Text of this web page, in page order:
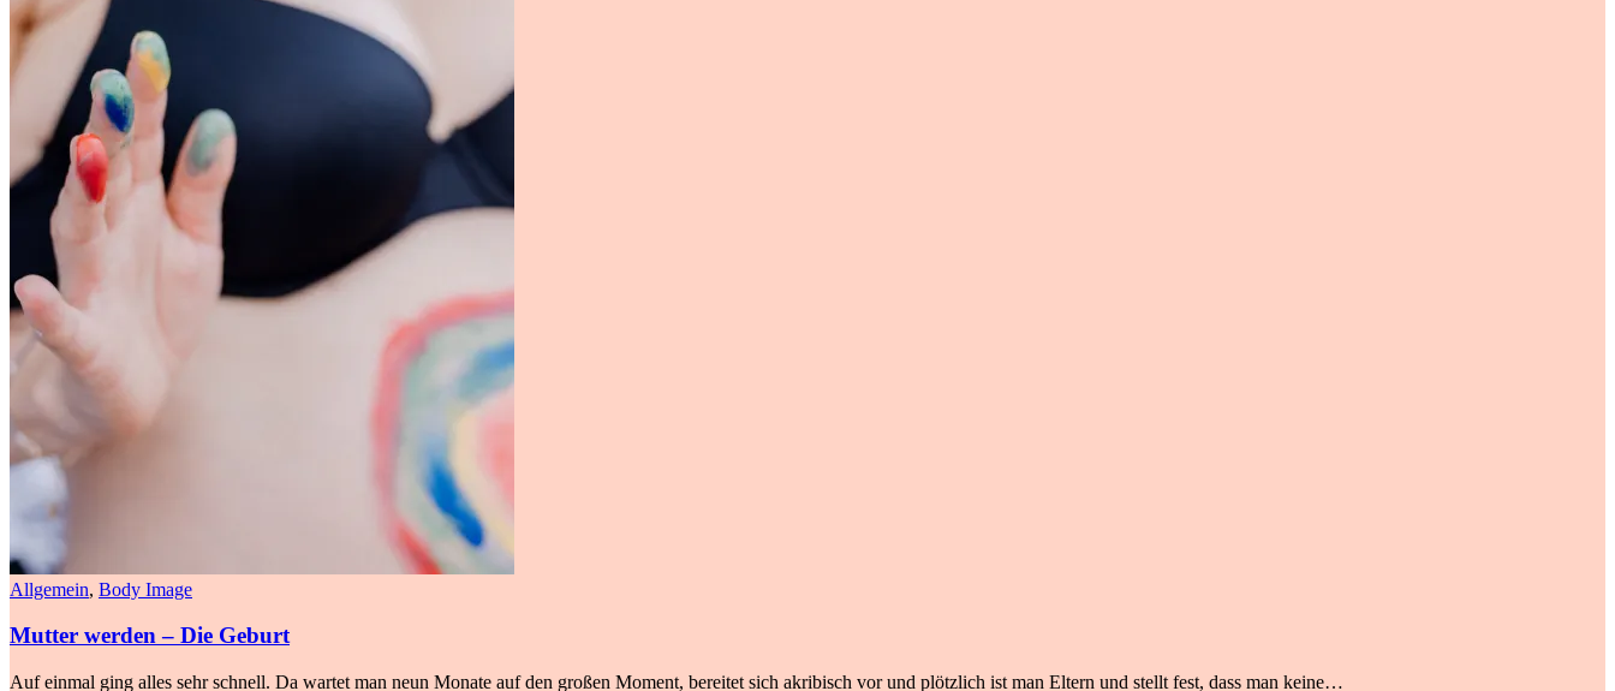
Allgemein, Body Image
Mutter werden – Die Geburt
Auf einmal ging alles sehr schnell. Da wartet man neun Monate auf den großen Moment, bereitet sich akribisch vor und plötzlich ist man Eltern und stellt fest, dass man keine…